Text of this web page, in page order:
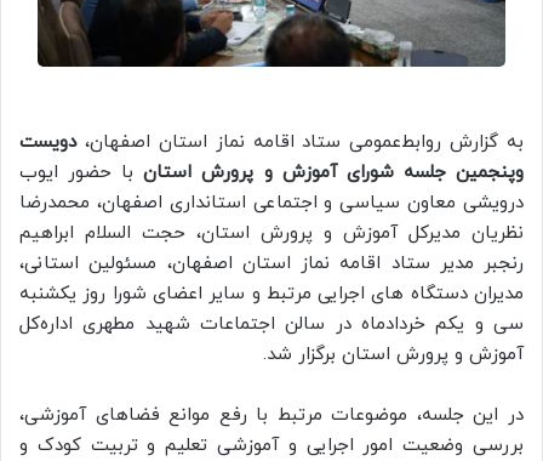
به گزارش روابط‌عمومی ستاد اقامه نماز استان اصفهان،دویست
وپنجمین جلسه شورای آموزش و پرورش استانبا حضور ایوب
درویشی معاون سیاسی و اجتماعی استانداری اصفهان، محمدرضا
نظریان مدیرکل آموزش و پرورش استان، حجت السلام ابراهیم
رنجبر مدیر ستاد اقامه نماز استان اصفهان، مسئولین استانی،
مدیران دستگاه های اجرایی مرتبط و سایر اعضای شورا روز یکشنبه
سی و یکم خردادماه در سالن اجتماعات شهید مطهری اداره‌کل
آموزش و پرورش استان برگزار شد.
در این جلسه، موضوعات مرتبط با رفع موانع فضاهای آموزشی،
بررسی وضعیت امور اجرایی و آموزشی تعلیم و تربیت کودک و